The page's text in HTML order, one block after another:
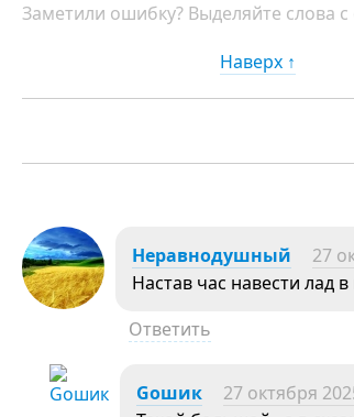
Заметили ошибку? Выделяйте
Наверх ↑
Неравнодушный 27
Настав час навести лад в
Ответить
Goшик 27 октября